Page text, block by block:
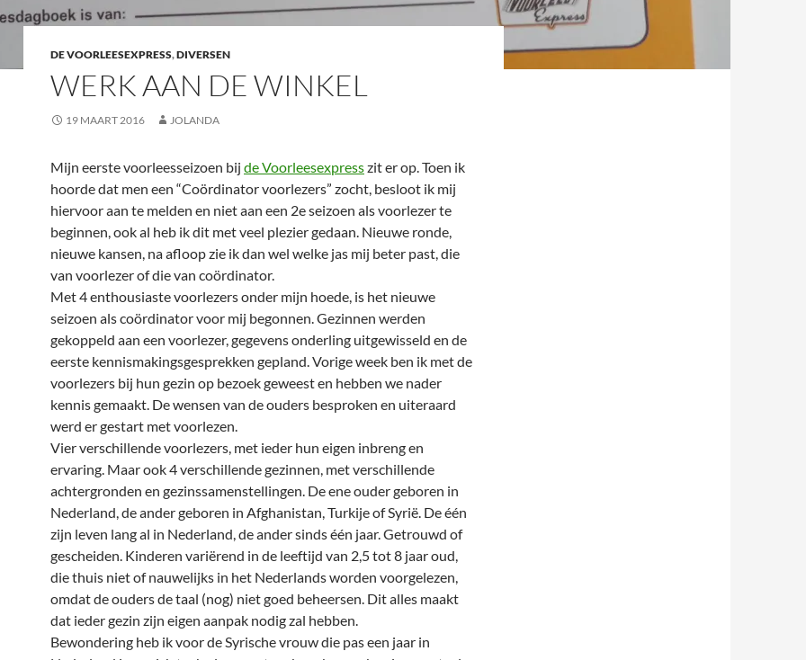
DE VOORLEESEXPRESS,DIVERSEN
WERK AAN DE WINKEL
19 MAART 2016 JOLANDA
Mijn eerste voorleesseizoen bij de Voorleesexpresszit er op. Toen ik
hoorde dat men een “Coördinator voorlezers” zocht, besloot ik mij
hiervoor aan te melden en niet aan een 2e seizoen als voorlezer te
beginnen, ook al heb ik dit met veel plezier gedaan. Nieuwe ronde,
nieuwe kansen, na afloop zie ik dan wel welke jas mij beter past, die
van voorlezer of die van coördinator.
Met 4 enthousiaste voorlezers onder mijn hoede, is het nieuwe
seizoen als coördinator voor mij begonnen. Gezinnen werden
gekoppeld aan een voorlezer, gegevens onderling uitgewisseld en de
eerste kennismakingsgesprekken gepland. Vorige week ben ik met de
voorlezers bij hun gezin op bezoek geweest en hebben we nader
kennis gemaakt. De wensen van de ouders besproken en uiteraard
werd er gestart met voorlezen.
Vier verschillende voorlezers, met ieder hun eigen inbreng en
ervaring. Maar ook 4 verschillende gezinnen, met verschillende
achtergronden en gezinssamenstellingen. De ene ouder geboren in
Nederland, de ander geboren in Afghanistan, Turkije of Syrië. De één
zijn leven lang al in Nederland, de ander sinds één jaar. Getrouwd of
gescheiden. Kinderen variërend in de leeftijd van 2,5 tot 8 jaar oud,
die thuis niet of nauwelijks in het Nederlands worden voorgelezen,
omdat de ouders de taal (nog) niet goed beheersen. Dit alles maakt
dat ieder gezin zijn eigen aanpak nodig zal hebben.
Bewondering heb ik voor de Syrische vrouw die pas een jaar in